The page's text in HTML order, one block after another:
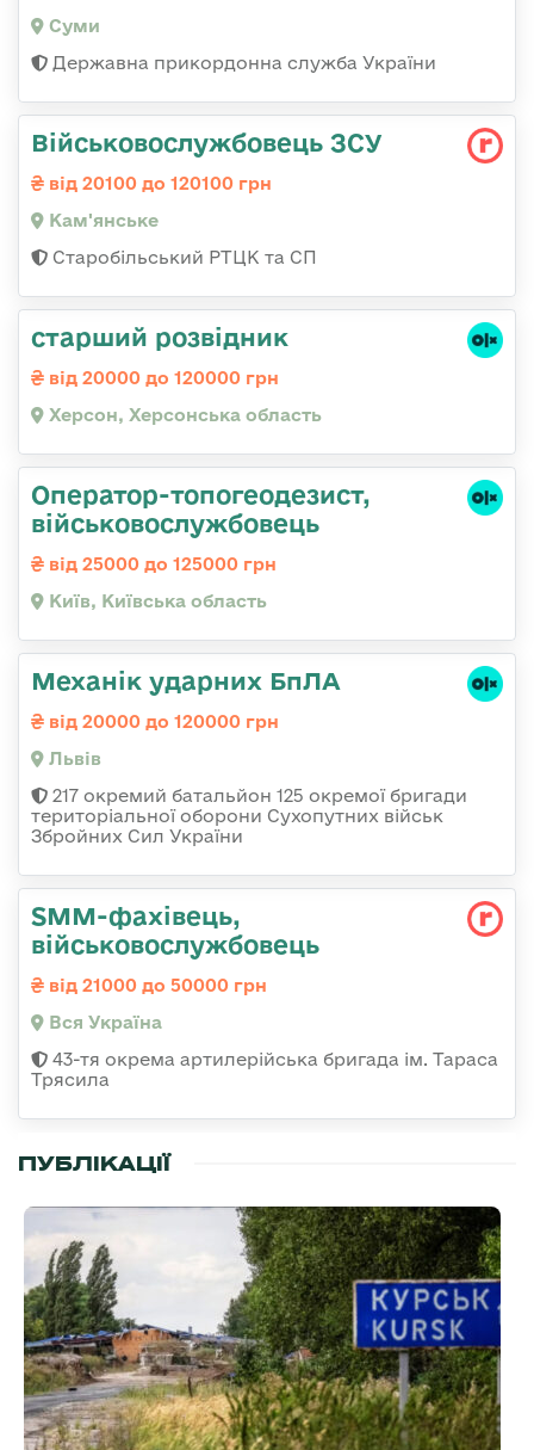
Суми
Державна прикордонна служба України
Військовослужбовець ЗСУ
від 20100 до 120100 грн
Кам'янське
Старобільський РТЦК та СП
старший розвідник
від 20000 до 120000 грн
Херсон, Херсонська область
Оператор-топогеодезист,
військовослужбовець
від 25000 до 125000 грн
Київ, Київська область
Механік ударних БпЛА
від 20000 до 120000 грн
Львів
217 окремий батальйон 125 окремої бригади
територіальної оборони Сухопутних військ
Збройних Сил України
SMM-фахівець,
військовослужбовець
від 21000 до 50000 грн
Вся Україна
43-тя окрема артилерійська бригада ім. Тараса
Трясила
ПУБЛІКАЦІЇ